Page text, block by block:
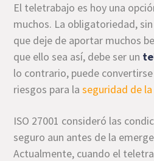
El teletrabajo es hoy una
muchos. La obligatoriedad,
que deje de aportar muchos
que ello sea así, debe ser un
lo contrario, puede
riesgos para laseguridad de
ISO 27001 consideró las
seguro aun antes de la
Actualmente, cuando el